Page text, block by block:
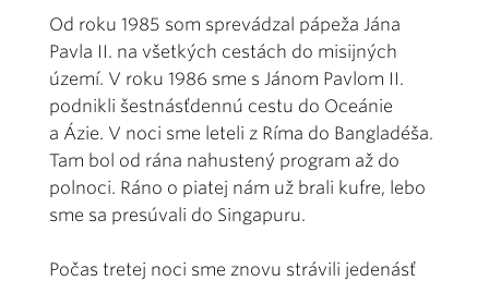
Od roku 1985 som sprevádzal pápeža Jána
Pavla II. na všetkých cestách do misijných
území. V roku 1986 sme s Jánom Pavlom II.
podnikli šestnásťdennú cestu do Oceánie
a Ázie. V noci sme leteli z Ríma do Bangladéša.
Tam bol od rána nahustený program až do
polnoci. Ráno o piatej nám už brali kufre, lebo
sme sa presúvali do Singapuru.
Počas tretej noci sme znovu strávili jedenásť